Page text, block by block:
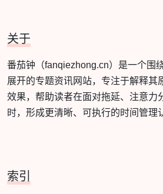
关于
番茄钟（fanqiezhong.cn）是一个围
展开的专题资讯网站，专注于解释其
效果，帮助读者在面对拖延、注意力
时，形成更清晰、可执行的时间管理
索引